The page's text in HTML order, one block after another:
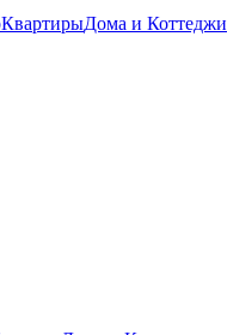
КвартирыДома и Коттеджи